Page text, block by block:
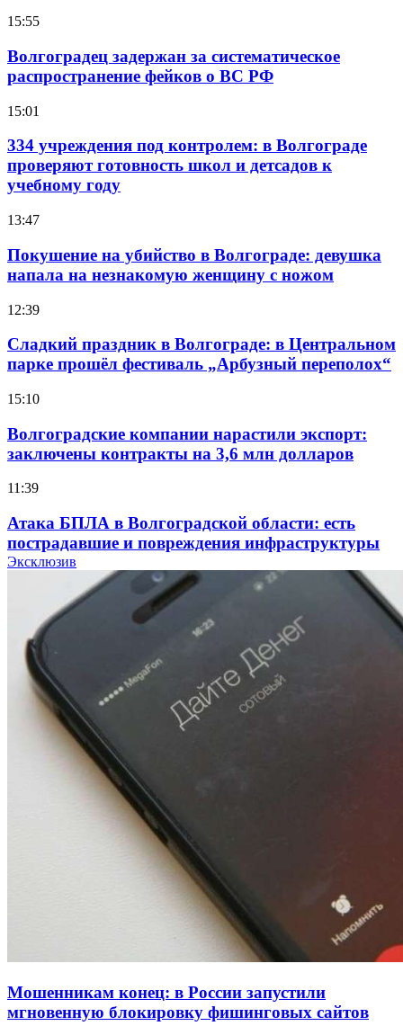
15:55
Волгоградец задержан за систематическое
распространение фейков о ВС РФ
15:01
334 учреждения под контролем: в Волгограде
проверяют готовность школ и детсадов к
учебному году
13:47
Покушение на убийство в Волгограде: девушка
напала на незнакомую женщину с ножом
12:39
Сладкий праздник в Волгограде: в Центральном
парке прошёл фестиваль „Арбузный переполох“
15:10
Волгоградские компании нарастили экспорт:
заключены контракты на 3,6 млн долларов
11:39
Атака БПЛА в Волгоградской области: есть
пострадавшие и повреждения инфраструктуры
Волгоградские вузы в топе зарплатного
рейтинга: ВолгГТУ и ВолгГМУ вошли в топ‑15
для химической отрасли и фармацевтики
18:39
В Красноармейском районе Волгограда стартует
конкурс на ремонт моста через Волго‑Донской
судоходный канал
Фестиваль #ТриЧетыре в Волгограде пройдёт
11–13 сентября в рамках Года единства народов
Эксклюзив
Мошенникам конец: в России запустили
мгновенную блокировку фишинговых сайтов